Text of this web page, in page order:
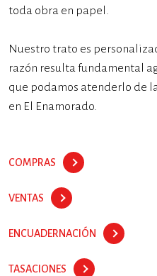
toda obra en papel.
Nuestro trato es
razón resulta fundamental
que podamos atenderlo de
en El Enamorado.
COMPRAS
VENTAS
ENCUADERNACIÓN
TASACIONES